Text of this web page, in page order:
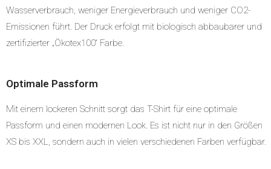
Wasserverbrauch, weniger Energieverbrauch und weniger CO2-
Emissionen führt. Der Druck erfolgt mit biologisch abbaubarer und
zertifizierter „Ökotex100“ Farbe.
Optimale Passform
Mit einem lockeren Schnitt sorgt das T-Shirt für eine optimale
Passform und einen modernen Look. Es ist nicht nur in den Größen
XS bis XXL, sondern auch in vielen verschiedenen Farben verfügbar.